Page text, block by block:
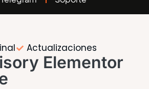
Actualizaciones
Elementor